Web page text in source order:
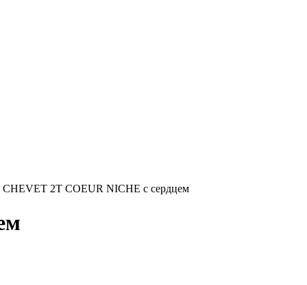
CHEVET 2T COEUR NICHE с сердцем